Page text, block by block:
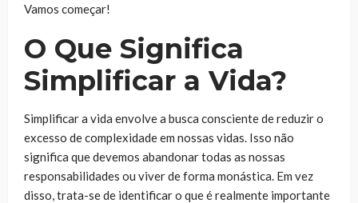
Vamos começar!
O Que Significa
Simplificar a Vida?
Simplificar a vida envolve a busca consciente de reduzir o
excesso de complexidade em nossas vidas. Isso não
significa que devemos abandonar todas as nossas
responsabilidades ou viver de forma monástica. Em vez
disso, trata-se de identificar o que é realmente importante